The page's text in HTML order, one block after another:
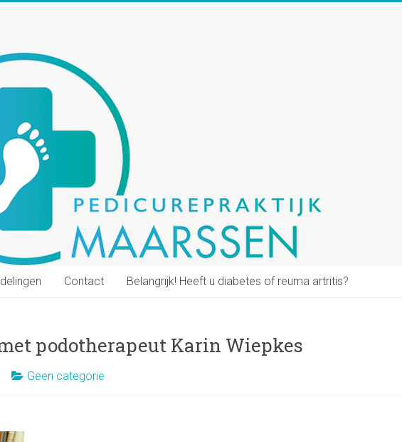
Contact Belangrijk! Heeft u diabetes of reuma artritis?
podotherapeut Karin Wiepkes
Geen categorie